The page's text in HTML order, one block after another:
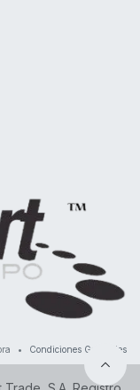
• Condiciones Generales